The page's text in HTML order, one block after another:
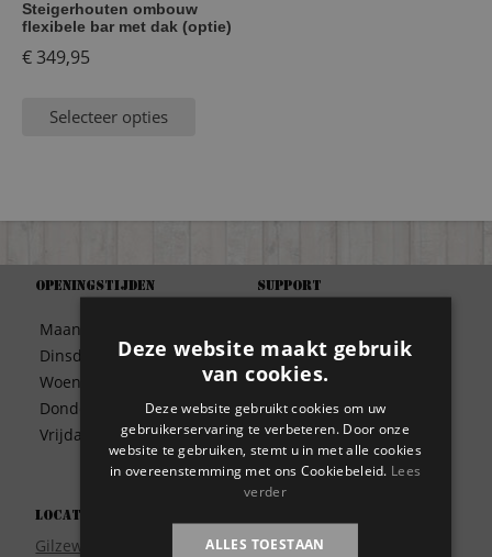
Steigerhouten ombouw
flexibele bar met dak (optie)
€349,95
Selecteer opties
Openingstijden
Maandag
Dinsdag
Woensdag
Donderdag
Vrijdag
09:30 – 17:00
09:30 – 17:00
09:30 – 17:00
09:30 – 17:00
Locatie
Gilzeweg 17
Support
Betaalwijze
Bezorgen
Disclaimer
Garantie
Meest gestelde vragen
Privacy
Wie zijn wij?
Deze website maakt gebruik
van cookies.
Deze website gebruikt cookies om uw
gebruikerservaring te verbeteren. Door onze
website te gebruiken, stemt u in met alle cookies
in overeenstemming met ons Cookiebeleid. Lees
verder
ALLES TOESTAAN